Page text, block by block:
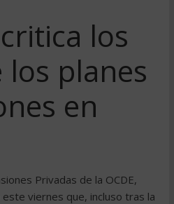
los
los planes
en
Privadas de la OCDE,
este viernes que, incluso tras la